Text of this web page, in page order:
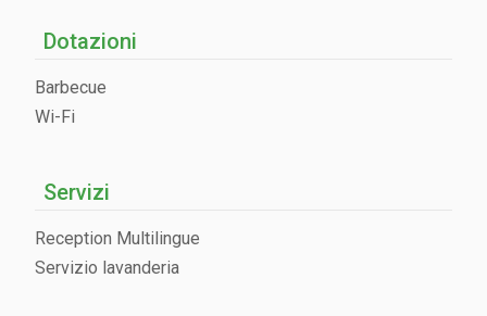
Dotazioni
Barbecue
Wi-Fi
Servizi
Reception Multilingue
Servizio lavanderia